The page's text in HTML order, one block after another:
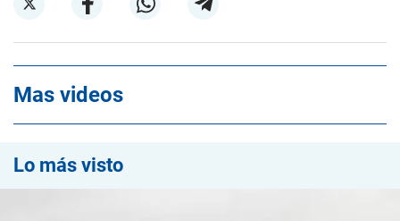
Mas videos
Lo más visto